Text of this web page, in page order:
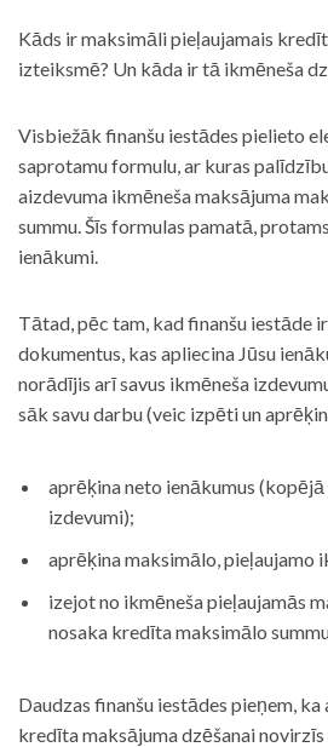
Kāds ir maksimāli pieļaujamais
izteiksmē? Un kāda ir tā ikmēneša
Visbiežāk finanšu iestādes pielieto
saprotamu formulu, ar kuras
aizdevuma ikmēneša maksājuma
summu. Šīs formulas pamatā,
ienākumi.
Tātad, pēc tam, kad finanšu iestāde
dokumentus, kas apliecina Jūsu
norādījis arī savus ikmēneša
sāk savu darbu (veic izpēti un
aprēķina neto ienākumus (kopējā
izdevumi);
aprēķina maksimālo, pieļaujamo
izejot no ikmēneša pieļaujamās
nosaka kredīta maksimālo
Daudzas finanšu iestādes pieņem,
kredīta maksājuma dzēšanai novirzīs